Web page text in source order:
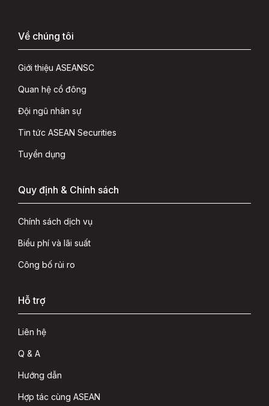
Về chúng tôi
Giới thiệu ASEANSC
Quan hệ cổ đông
Đội ngũ nhân sự
Tin tức ASEAN Securities
Tuyển dụng
Quy định & Chính sách
Chính sách dịch vụ
Biểu phí và lãi suất
Công bố rủi ro
Hỗ trợ
Liên hệ
Q & A
Hướng dẫn
Hợp tác cùng ASEAN